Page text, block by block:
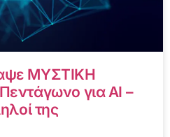
ΜΥΣΤΙΚΗ
για AI –
της